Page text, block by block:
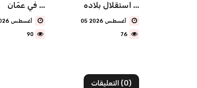
في عمّان ...
90
استقلال بلاده ...
76
(0) التعليقات